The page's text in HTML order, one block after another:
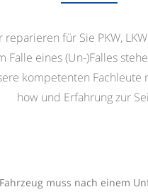
reparieren für Sie PKW,
Falle eines (Un-)Falles
kompetenten Fachleute
how und Erfahrung zur
muss nach einem